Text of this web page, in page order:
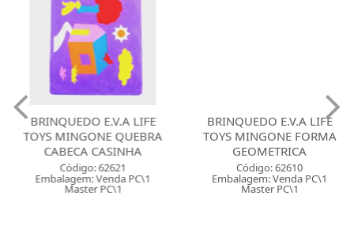
BRINQUEDO E.V.A LIFE
TOYS MINGONE QUEBRA
CABECA CASINHA
Código: 62621
Embalagem: Venda PC\1
Master PC\1
BRINQUEDO E.V.A LIFE
TOYS MINGONE FORMA
GEOMETRICA
Código: 62610
Embalagem: Venda PC\1
Master PC\1